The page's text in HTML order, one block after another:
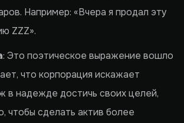
Например: «Вчера я продал эту
ZZZ».
: Это поэтическое выражение вошло
что корпорация искажает
в надежде достичь своих целей,
чтобы сделать актив более